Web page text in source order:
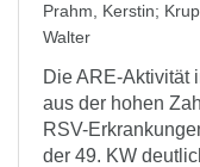
Prahm, Kerstin;
Walter
Die ARE-Aktivität
aus der hohen
RSV-
der 49. KW